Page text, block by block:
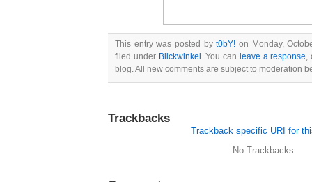
This entry was posted byt0bY! on Monday,
filed under Blickwinkel . You can leave a response,
blog. All new comments are subject to moderation
Trackbacks
Trackback specific URI for
No Trackbacks